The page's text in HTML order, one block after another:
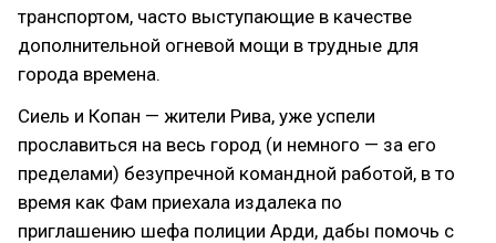
транспортом, часто выступающие в качестве
дополнительной огневой мощи в трудные для
города времена.
Сиель и Копан — жители Рива, уже успели
прославиться на весь город (и немного — за его
пределами) безупречной командной работой, в то
время как Фам приехала издалека по
приглашению шефа полиции Арди, дабы помочь с